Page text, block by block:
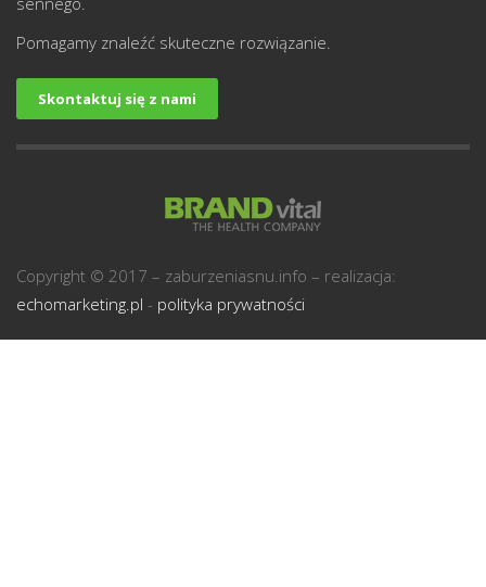
Pomagamy znaleźć skuteczne rozwiązanie.
Skontaktuj się z nami
Copyright © 2017 – zaburzeniasnu.info – realizacja:
echomarketing.pl - polityka prywatności